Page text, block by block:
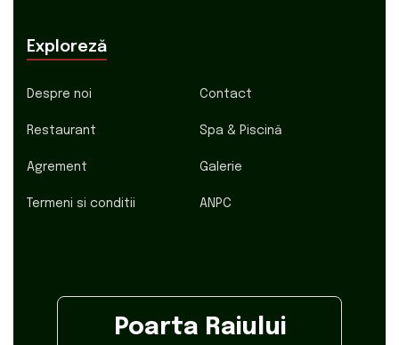
Exploreză
Despre noi Contact
Restaurant Spa & Piscină
Agrement Galerie
Termeni si conditii ANPC
Poarta Raiului